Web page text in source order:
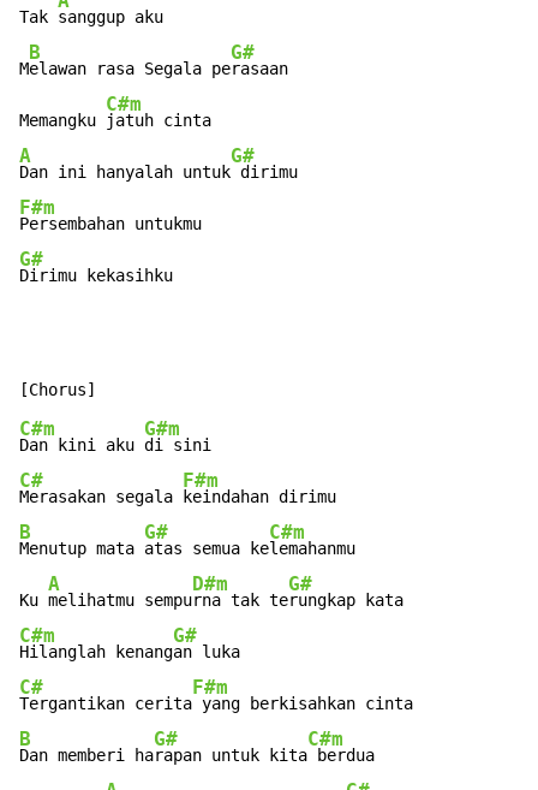
Tak sanggup aku
M
B
elawan rasa Segala pe
G#
rasaan
Memangku
C#m
A
Dan ini hanyalah untuk
G#
F#m
G#
Dirimu kekasihku
C#m
Dan kini aku
G#m
C#
Merasakan segala
F#m
B
Menutup mata
G#
atas semua ke
C#m
lemahanmu
Ku
A
melihatmu sempu
D#m
rna tak te
G#
C#m
Hilanglah kenang
G#
C#
Tergantikan cerita
F#m
B
Dan memberi ha
G#
rapan untuk kita
C#m
berdua